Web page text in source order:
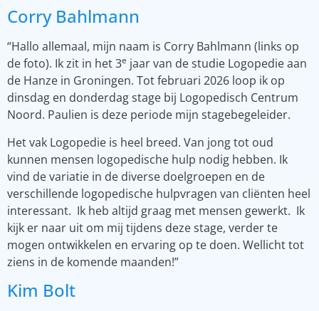
Corry Bahlmann
“Hallo allemaal, mijn naam is Corry Bahlmann (links op
de foto). Ik zit in het 3e jaar van de studie Logopedie aan
de Hanze in Groningen. Tot februari 2026 loop ik op
dinsdag en donderdag stage bij Logopedisch Centrum
Noord. Paulien is deze periode mijn stagebegeleider.
Het vak Logopedie is heel breed. Van jong tot oud
kunnen mensen logopedische hulp nodig hebben. Ik
vind de variatie in de diverse doelgroepen en de
verschillende logopedische hulpvragen van cliënten heel
interessant. Ik heb altijd graag met mensen gewerkt. Ik
kijk er naar uit om mij tijdens deze stage, verder te
mogen ontwikkelen en ervaring op te doen. Wellicht tot
ziens in de komende maanden!”
Kim Bolt